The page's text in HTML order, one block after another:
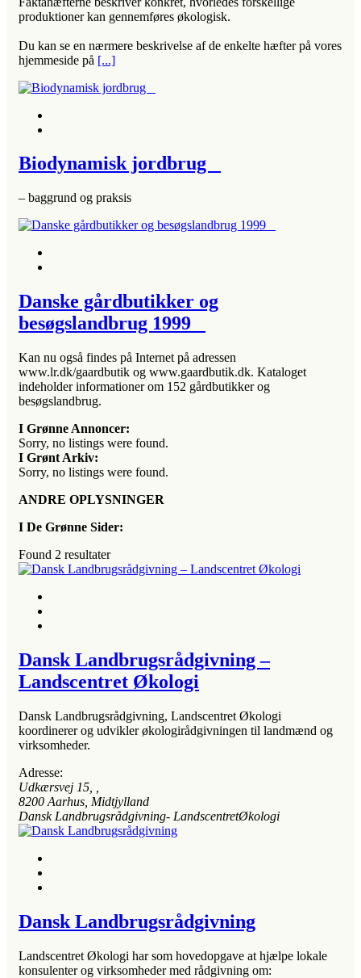
produktioner kan gennemføres økologisk.
Du kan se en nærmere beskrivelse af de enkelte hæfter på vores
hjemmeside på [...]
Biodynamisk jordbrug
– baggrund og praksis
Danske gårdbutikker og
besøgslandbrug 1999
Kan nu også findes på Internet på adressen
www.lr.dk/gaardbutik og www.gaardbutik.dk. Kataloget
indeholder informationer om 152 gårdbutikker og
besøgslandbrug.
I Grønne Annoncer:
Sorry, no listings were found.
I Grønt Arkiv:
Sorry, no listings were found.
ANDRE OPLYSNINGER
I De Grønne Sider:
Found 2 resultater
Dansk Landbrugsrådgivning –
Landscentret Økologi
Dansk Landbrugsrådgivning, Landscentret Økologi
koordinerer og udvikler økologirådgivningen til landmænd og
virksomheder.
Adresse:
Udkærsvej 15
8200 Aarhus, Midtjylland
Dansk Landbrugsrådgivning- LandscentretØkologi
Dansk Landbrugsrådgivning
Landscentret Økologi har som hovedopgave at hjælpe lokale
konsulenter og virksomheder med rådgivning om: